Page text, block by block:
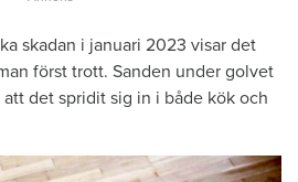
skadan i januari 2023 visar det
först trott. Sanden under golvet
det spridit sig in i både kök och